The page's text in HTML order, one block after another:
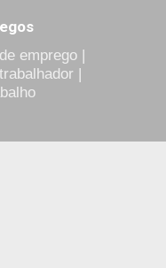
principal
emprego |
|